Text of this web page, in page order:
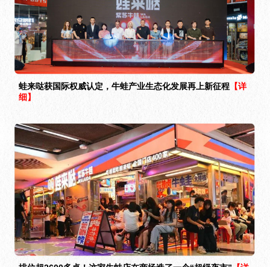
蛙来哒获国际权威认定，牛蛙产业生态化发展再上新征程 【详
细】